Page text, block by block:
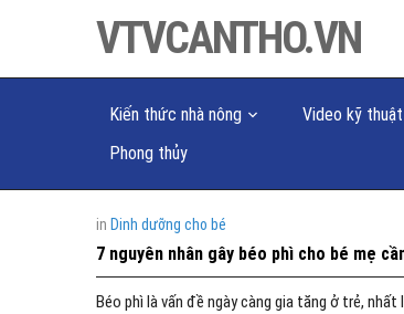
VTVCANTHO.VN
Kiến thức nhà nông Video kỹ thuật
Phong thủy
in Dinh dưỡng cho bé
7 nguyên nhân gây béo phì cho bé mẹ
Béo phì là vấn đề ngày càng gia tăng ở trẻ,